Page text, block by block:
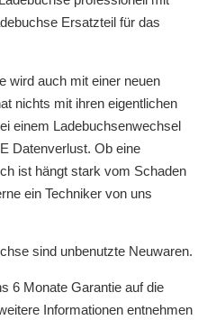
Ersatzteil für das
wird auch mit einer neuen
nichts mit ihren eigentlichen
einem Ladebuchsenwechsel
Datenverlust. Ob eine
ist hängt stark vom Schaden
ein Techniker von uns
sind unbenutzte Neuwaren.
6 Monate Garantie auf die
Informationen entnehmen